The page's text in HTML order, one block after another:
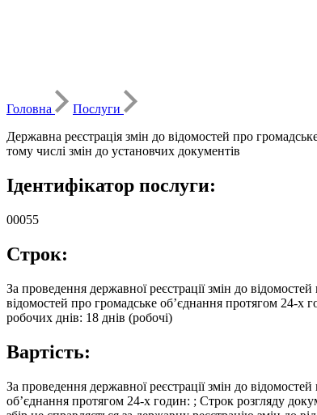
Головна
Послуги
Державна реєстрація змін до відомостей про
тому числі змін до установчих документів
Ідентифікатор послуги:
00055
Строк:
За проведення державної реєстрації змін до
відомостей про громадське об’єднання протягом 24-х
робочих днів: 18 днів (робочі)
Вартість:
За проведення державної реєстрації змін до
об’єднання протягом 24-х годин: ; Строк розгляду